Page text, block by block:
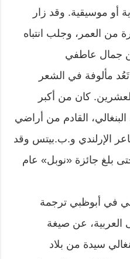
شعرية أو موسيقية. وقد زار
من العمر، وجلب انتباه
جمال عاطفي
مألوفة في الشعر
كان من أكبر
البنغالي، القادم من أراضي
الإرلندي و.ب.بيتس وقد
بلغ جائزة «نوبل» عام
في أبوظبي ترجمة
عن صيغة
سيدة من بلاد